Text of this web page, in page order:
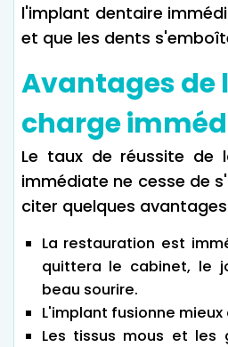
l'implant dentaire
et que les dents
Avantages de
charge
Le taux de réussite de
immédiate ne cesse de
citer quelques avantages
La restauration est
quittera le cabinet, le
beau sourire.
L'implant fusionne mieux
Les tissus mous et les